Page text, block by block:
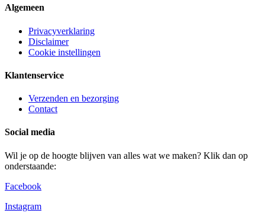
Algemeen
Privacyverklaring
Disclaimer
Cookie instellingen
Klantenservice
Verzenden en bezorging
Contact
Social media
Wil je op de hoogte blijven van alles wat we maken? Klik dan op
onderstaande:
Facebook
Instagram